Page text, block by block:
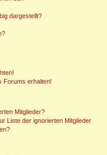
dargestellt?
Forums erhalten!
Mitglieder?
Liste der ignorierten Mitglieder